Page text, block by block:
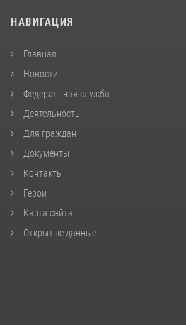
НАВИГАЦИЯ
Главная
Новости
Федеральная служба
Деятельность
Для граждан
Документы
Контакты
Герои
Карта сайта
Открытые данные